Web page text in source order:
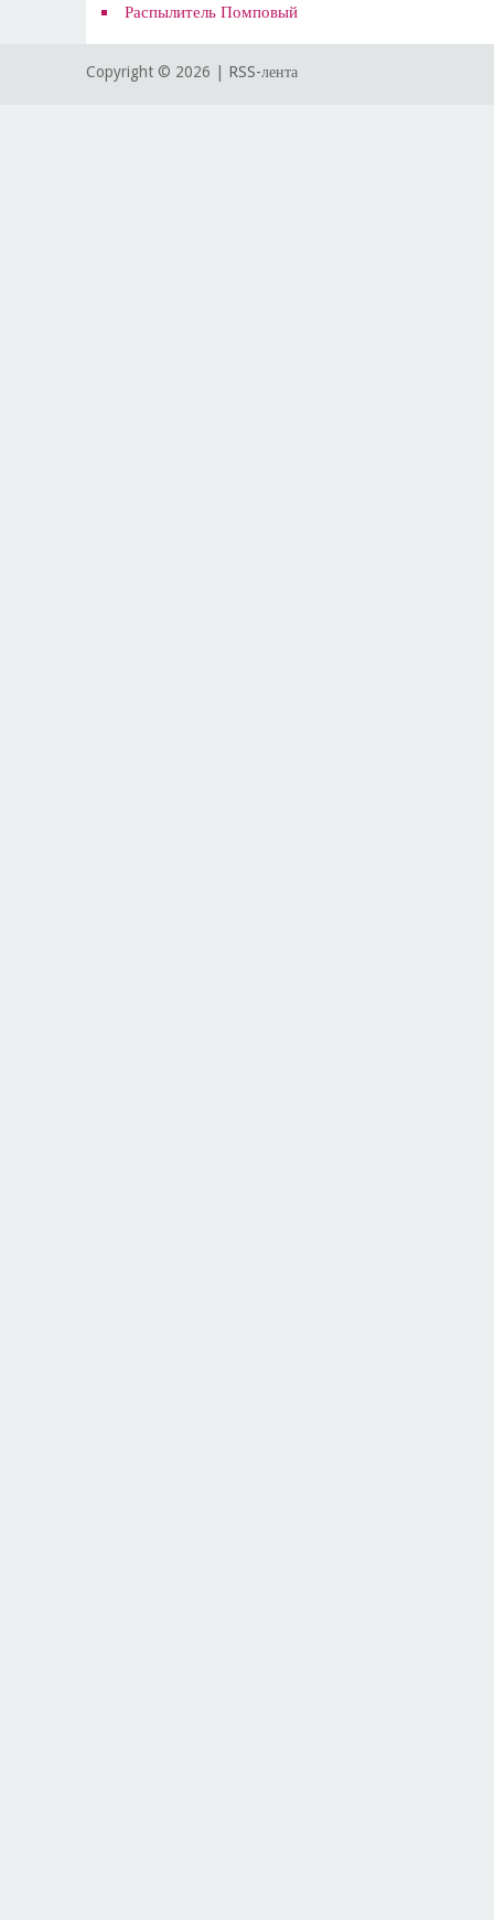
Распылитель Помповый
Copyright © 2026 | RSS-лента